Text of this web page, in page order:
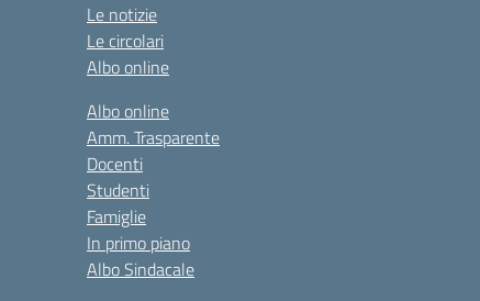
Le notizie
Le circolari
Albo online
Albo online
Amm. Trasparente
Docenti
Studenti
Famiglie
In primo piano
Albo Sindacale